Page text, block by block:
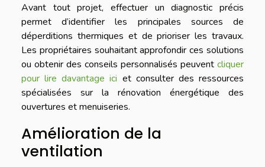
Avant tout projet, effectuer un diagnostic précis
permet d’identifier les principales sources de
déperditions thermiques et de prioriser les travaux.
Les propriétaires souhaitant approfondir ces solutions
ou obtenir des conseils personnalisés peuvent cliquer
pour lire davantage ici et consulter des ressources
spécialisées sur la rénovation énergétique des
ouvertures et menuiseries.
Amélioration de la
ventilation